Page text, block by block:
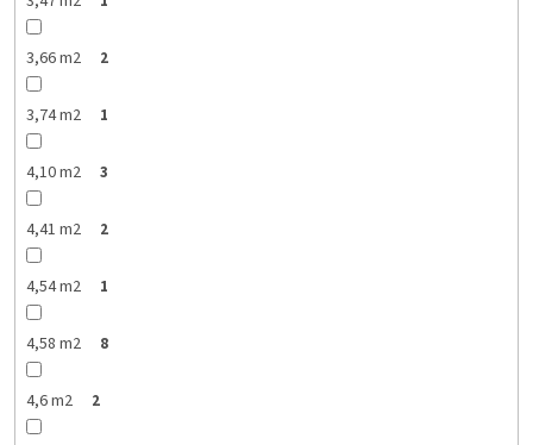
3,66 m2 2
3,74 m2 1
4,10 m2 3
4,41 m2 2
4,54 m2 1
4,58 m2 8
4,6 m2 2